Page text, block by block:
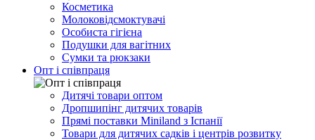
Косметика
Молоковідсмоктувачі
Особиста гігієна
Подушки для вагітних
Сумки та рюкзаки
Опт і співпраця
Дитячі товари оптом
Дропшипінг дитячих товарів
Прямі поставки Miniland з Іспанії
Товари для дитячих садків і центрів розвитку